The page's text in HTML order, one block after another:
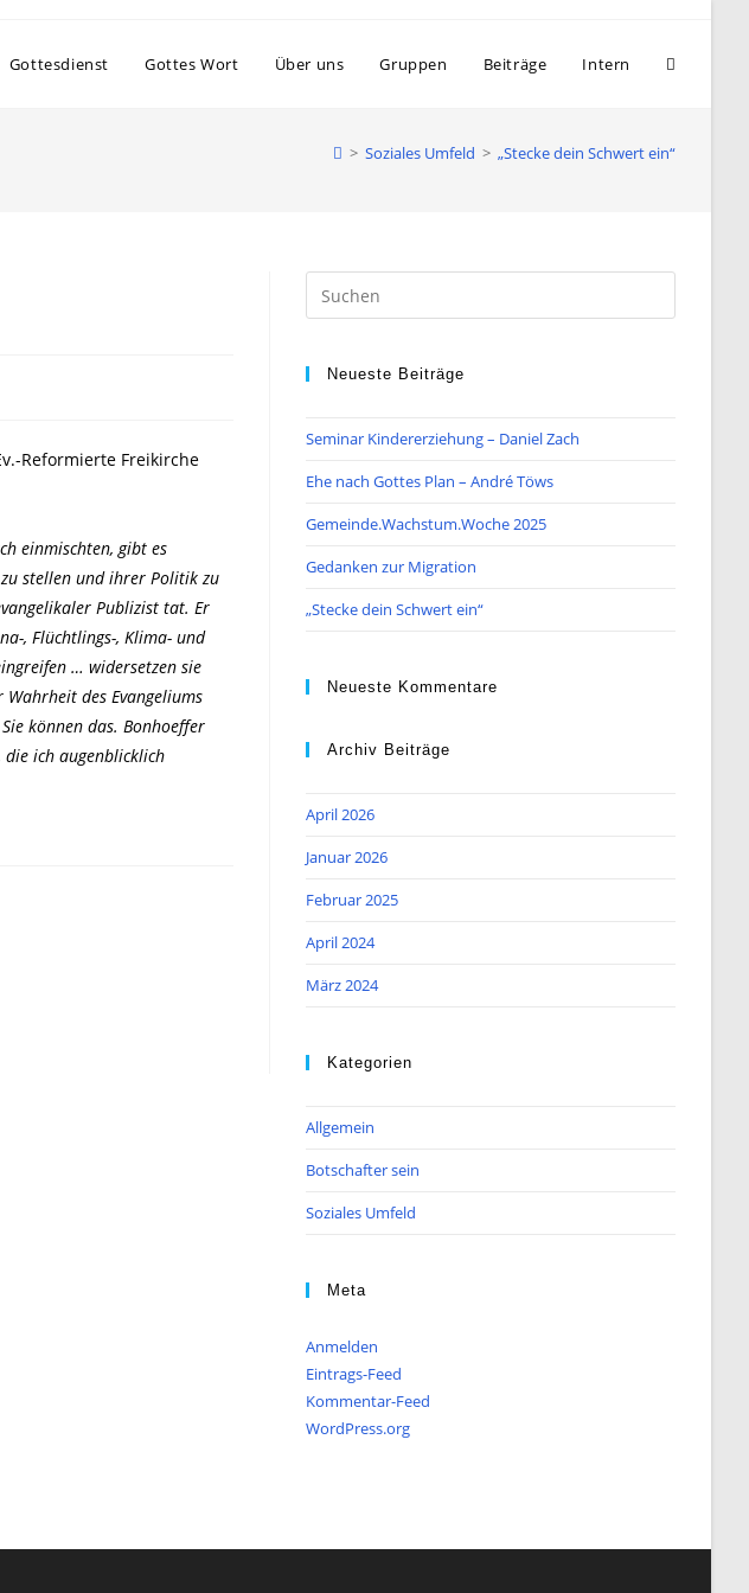
Gottesdienst Gottes Wort Über uns Gruppen Beiträge Intern Website-
Suche
> Soziales Umfeld > „Stecke dein Schwert ein“
Reformierte Freikirche
einmischten, gibt es
stellen und ihrer Politik zu
Publizist tat. Er
, Flüchtlings-, Klima- und
… widersetzen sie
des Evangeliums
können das. Bonhoeffer
ich augenblicklich
Escape
Neueste Beiträge
Seminar Kindererziehung – Daniel Zach
Ehe nach Gottes Plan – André Töws
Gemeinde.Wachstum.Woche 2025
Gedanken zur Migration
„Stecke dein Schwert ein“
Neueste Kommentare
Archiv Beiträge
April 2026
Januar 2026
Februar 2025
April 2024
März 2024
Kategorien
Allgemein
Botschafter sein
Soziales Umfeld
Meta
Anmelden
Eintrags-Feed
Kommentar-Feed
WordPress.org